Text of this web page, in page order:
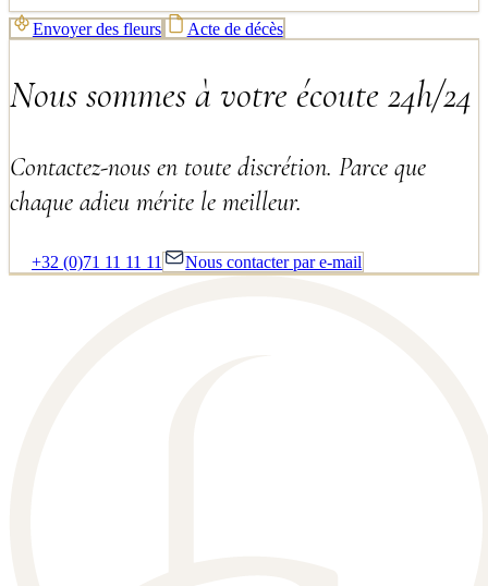
Envoyer des fleurs Acte de décès
Nous sommes à votre écoute 24h/24
Contactez-nous en toute discrétion. Parce que
chaque adieu mérite le meilleur.
+32 (0)71 11 11 11 Nous contacter par e-mail